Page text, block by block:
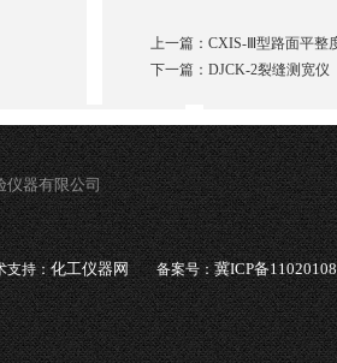
上一篇： CXIS-Ⅲ型路面平整
下一篇： DJCK-2裂缝测宽仪
仪器有限公司
支持：化工仪器网 备案号：冀ICP备